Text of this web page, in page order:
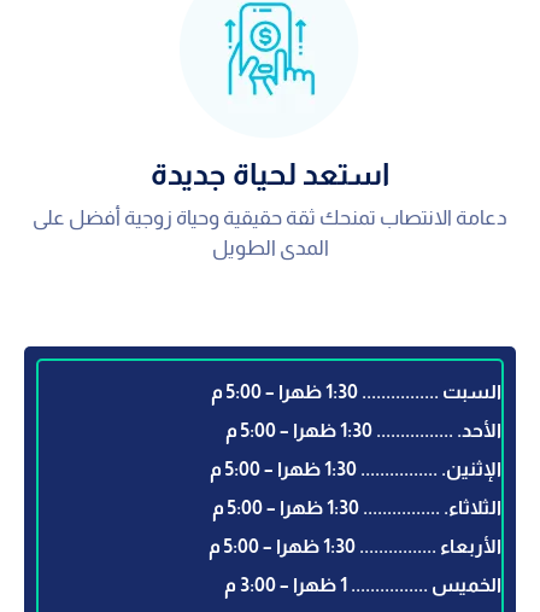
استعد لحياة جديدة
دعامة الانتصاب تمنحك ثقة حقيقية وحياة زوجية أفضل على
المدى الطويل
السبت ................ 1:30 ظهرا – 5:00 م
الأحد. ................ 1:30 ظهرا – 5:00 م
الإثنين. ................ 1:30 ظهرا – 5:00 م
الثلاثاء. ................ 1:30 ظهرا – 5:00 م
الأربعاء ................ 1:30 ظهرا – 5:00 م
الخميس ................ 1 ظهرا – 3:00 م